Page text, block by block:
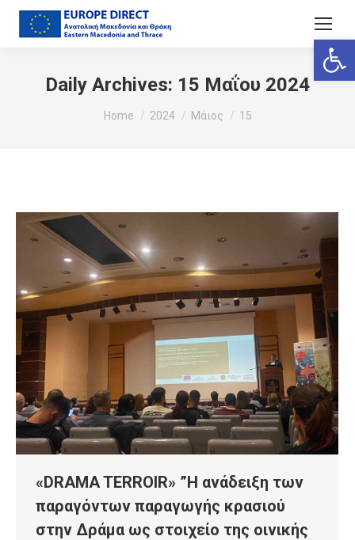
Daily Archives: 15 Μαΐου 2024
You are here:
Home 2024 Μάιος 15
«DRAMA TERROIR» ”Η ανάδειξη των
παραγόντων παραγωγής κρασιού
στην Δράμα ως στοιχείο της οινικής